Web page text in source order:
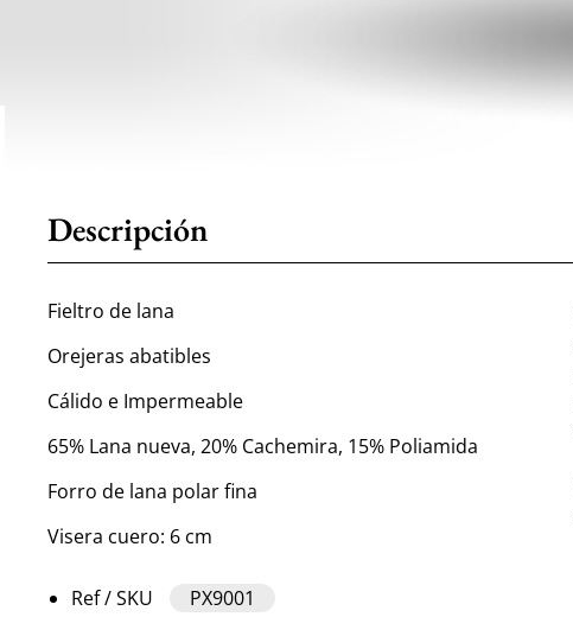
Descripción
Fieltro de lana
Orejeras abatibles
Cálido e Impermeable
65% Lana nueva, 20% Cachemira, 15% Poliamida
Forro de lana polar fina
Visera cuero: 6 cm
Ref / SKU PX9001